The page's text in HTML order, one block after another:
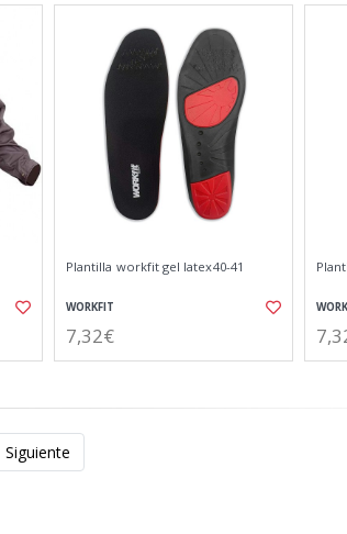
Plantilla workfit gel latex40-41
WORKFIT
7,32€
Siguiente